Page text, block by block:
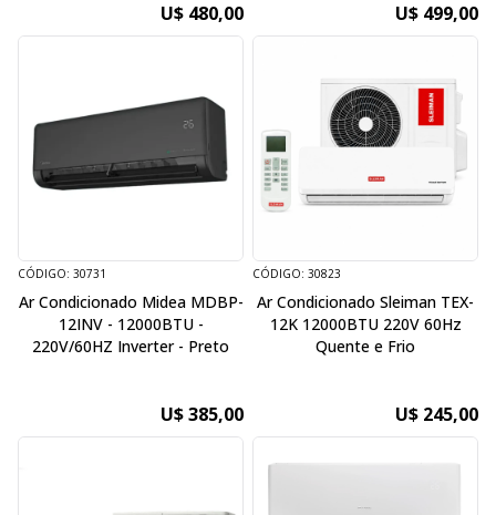
U$ 480,00 U$ 499,00
CÓDIGO: 30731
Ar Condicionado Midea MDBP-
12INV - 12000BTU -
220V/60HZ Inverter - Preto
U$ 385,00
CÓDIGO: 30823
Ar Condicionado Sleiman TEX-
12K 12000BTU 220V 60Hz
Quente e Frio
U$ 245,00